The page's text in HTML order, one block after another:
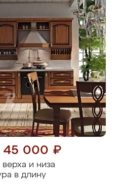
45 000 ₽
верха и низа
в длину